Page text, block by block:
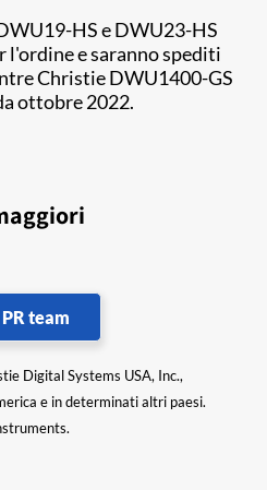
HS e DWU23-HS
l'ordine e saranno spediti
Christie DWU1400-GS
ottobre 2022.
team
Digital Systems USA, Inc.,
e in determinati altri paesi.